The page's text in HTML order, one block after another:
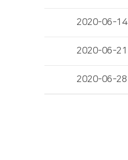
2020-06-14
2020-06-21
2020-06-28